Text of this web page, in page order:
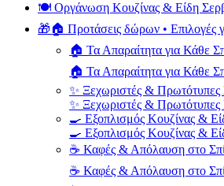
🍽️ Οργάνωση Κουζίνας & Είδη
🎁🏠 Προτάσεις δώρων • Επιλογές
🏠 Τα Απαραίτητα για Κάθε
🏠 Τα Απαραίτητα για Κάθε
✨ Ξεχωριστές & Πρωτότυπες
✨ Ξεχωριστές & Πρωτότυπες
🍳 Εξοπλισμός Κουζίνας &
🍳 Εξοπλισμός Κουζίνας &
☕ Καφές & Απόλαυση στο
☕ Καφές & Απόλαυση στο